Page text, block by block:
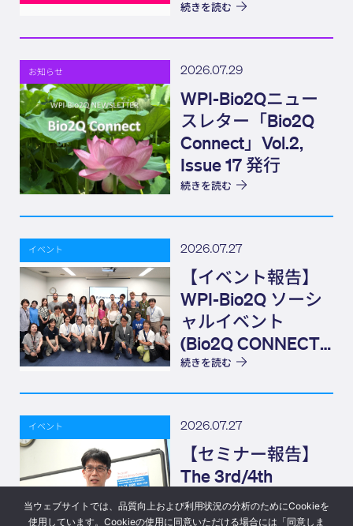
続きを読む
お知らせ 2026.07.29
WPI-Bio2Qニュー
スレター「Bio2Q
Connect」Vol.2,
Issue 17 発行
続きを読む
イベント 2026.07.27
【イベント報告】
WPI-Bio2Q ソーシ
ャルイベント
(Bio2Q CONNECT)
Elevator Pitch
続きを読む
イベント 2026.07.27
【セミナー報告】
The 3rd/4th
Structural Biology
Colloquium
当ウェブサイトでは、品質向上および利用状況の分析のためにCookieを
使用しています。Cookieの使用に同意いただける場合には「同意しま